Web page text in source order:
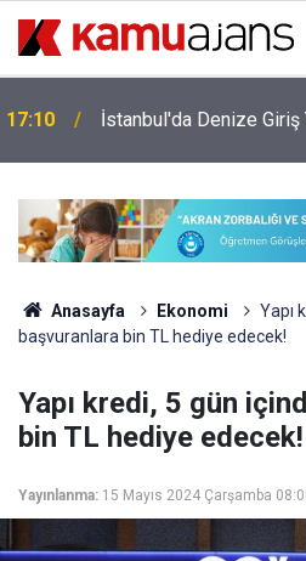
17:10 İstanbul'da Denize Giriş
Anasayfa Ekonomi
Yapı
başvuranlara bin TL hediye edecek!
Yapı kredi, 5 gün
bin TL hediye edecek!
Yayınlanma: 15 Mayıs 2024 Çarşamba